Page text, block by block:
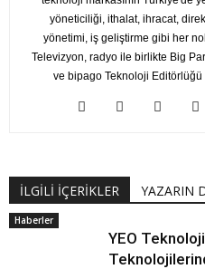
yöneticiliği, ithalat, ihracat,
yönetimi, iş geliştirme gibi her
Televizyon, radyo ile birlikte Big
ve bipago Teknoloji
İLGİLİ İÇERİKLER YAZARIN
Haberler
YEO